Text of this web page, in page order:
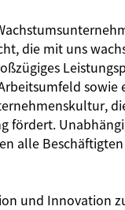
die mit uns
sowie
fördert.
alle
und Innovation